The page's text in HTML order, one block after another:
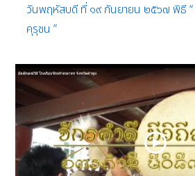
วันพฤหัสบดี ที่ ๑๙ กันยายน ๒๕๖๗ พิธี “
คุรุชน ”